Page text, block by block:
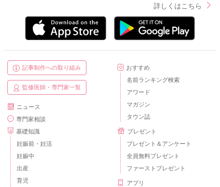
詳しくはこちら
記事制作への取り組み
監修医師・専門家一覧
ニュース
専門家相談
基礎知識
妊娠前・妊活
妊娠中
出産
育児
おすすめ
名前ランキング検索
アワード
マガジン
タウン誌
プレゼント
プレゼント＆アンケート
全員無料プレゼント
ファーストプレゼント
アプリ